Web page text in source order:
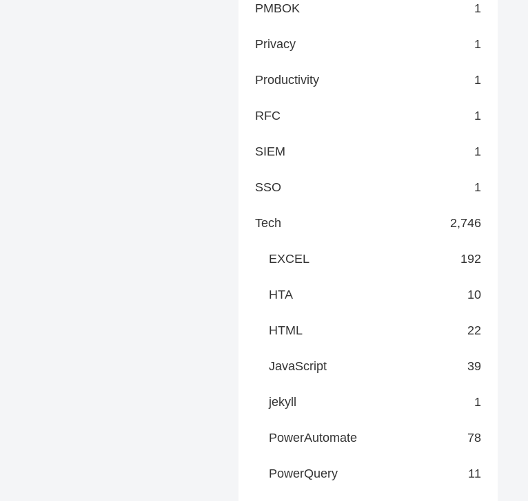
PMBOK 1
Privacy 1
Productivity 1
RFC 1
SIEM 1
SSO 1
Tech 2,746
EXCEL 192
HTA 10
HTML 22
JavaScript 39
jekyll 1
PowerAutomate 78
PowerQuery 11